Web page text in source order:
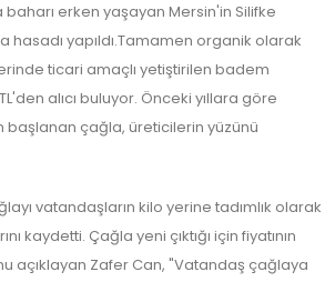
baharı erken yaşayan Mersin'in Silifke
hasadı yapıldı.Tamamen organik olarak
ticari amaçlı yetiştirilen badem
alıcı buluyor. Önceki yıllara göre
başlanan çağla, üreticilerin yüzünü
vatandaşların kilo yerine tadımlık olarak
kaydetti. Çağla yeni çıktığı için fiyatının
açıklayan Zafer Can, "Vatandaş çağlaya